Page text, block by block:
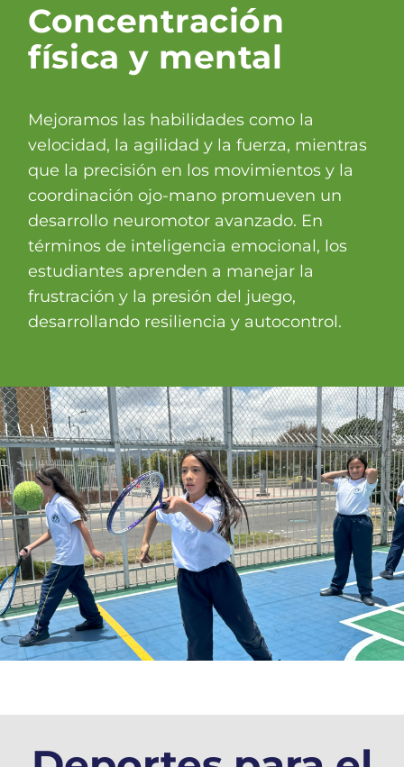
Concentración
física y mental
Mejoramos las habilidades como la
velocidad, la agilidad y la fuerza, mientras
que la precisión en los movimientos y la
coordinación ojo-mano promueven un
desarrollo neuromotor avanzado. En
términos de inteligencia emocional, los
estudiantes aprenden a manejar la
frustración y la presión del juego,
desarrollando resiliencia y autocontrol.